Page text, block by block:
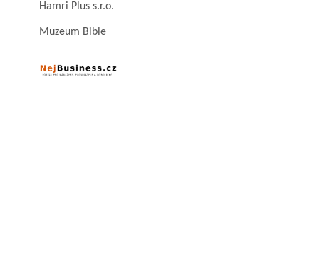
Hamri Plus s.r.o.
Muzeum Bible